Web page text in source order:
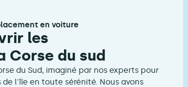
en voiture
les
Corse du sud
du Sud, imaginé par nos experts pour
l'île en toute sérénité. Nous avons